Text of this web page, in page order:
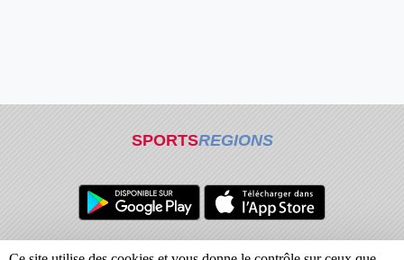
SPORTSREGIONS
Charte cookies
Gestion des cookies